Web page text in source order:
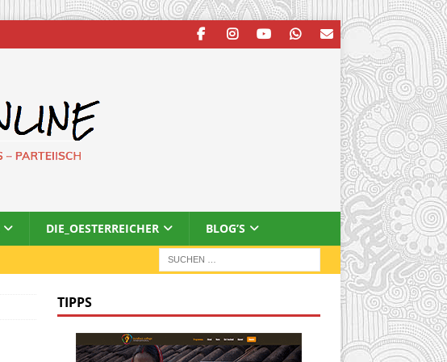
DIE_OESTERREICHER BLOG’S
TIPPS